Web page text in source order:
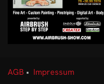
AGB • Impressum